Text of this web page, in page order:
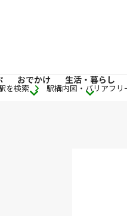
おでかけ 生活・暮らし
を検索 駅構内図・バリアフリ